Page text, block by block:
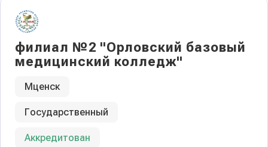
филиал №2 "Орловский базовый
медицинский колледж"
Мценск
Государственный
Аккредитован